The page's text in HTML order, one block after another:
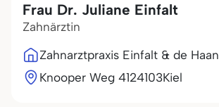
Frau Dr. Juliane Einfalt
Zahnärztin
Zahnarztpraxis Einfalt & de Haan
Knooper Weg 4124103Kiel